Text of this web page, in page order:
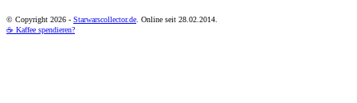
© Copyright 2026 - Starwarscollector.de . Online seit 28.02.2014.
☕ Kaffee spendieren?